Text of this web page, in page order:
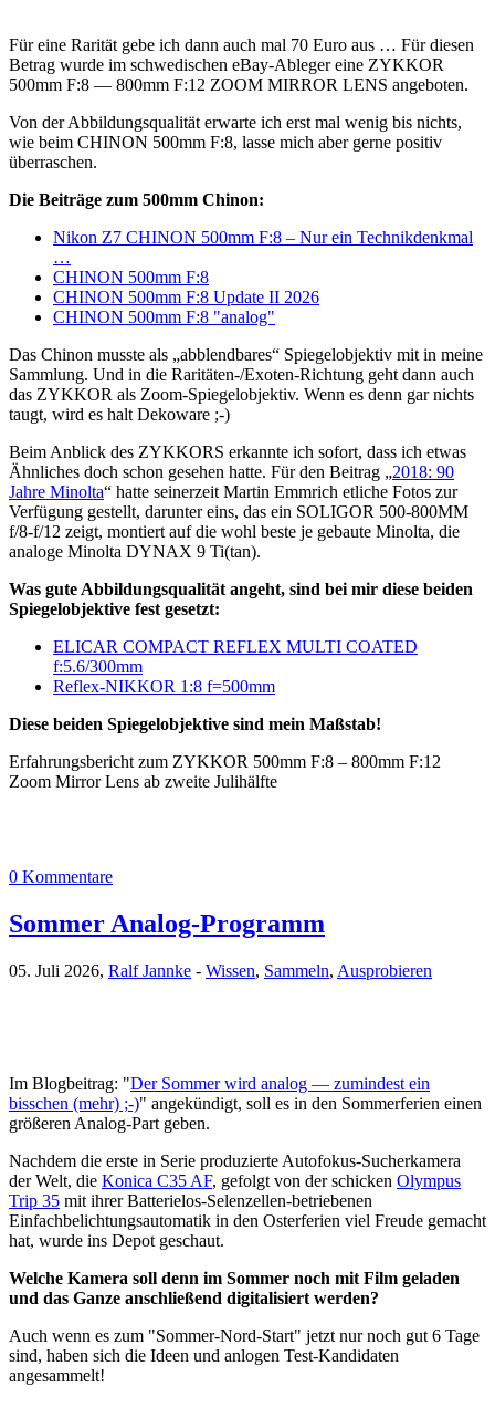
Für eine Rarität gebe ich dann auch mal 70 Euro aus … Für diesen
Betrag wurde im schwedischen eBay-Ableger eine ZYKKOR
500mm F:8 — 800mm F:12 ZOOM MIRROR LENS angeboten.
Von der Abbildungsqualität erwarte ich erst mal wenig bis nichts,
wie beim CHINON 500mm F:8, lasse mich aber gerne positiv
überraschen.
Die Beiträge zum 500mm Chinon:
Nikon Z7 CHINON 500mm F:8 – Nur ein Technikdenkmal
…
CHINON 500mm F:8
CHINON 500mm F:8 Update II 2026
CHINON 500mm F:8 "analog"
Das Chinon musste als „abblendbares“ Spiegelobjektiv mit in meine
Sammlung. Und in die Raritäten-/Exoten-Richtung geht dann auch
das ZYKKOR als Zoom-Spiegelobjektiv. Wenn es denn gar nichts
taugt, wird es halt Dekoware ;-)
Beim Anblick des ZYKKORS erkannte ich sofort, dass ich etwas
Ähnliches doch schon gesehen hatte. Für den Beitrag „2018: 90
Jahre Minolta“ hatte seinerzeit Martin Emmrich etliche Fotos zur
Verfügung gestellt, darunter eins, das ein SOLIGOR 500-800MM
f/8-f/12 zeigt, montiert auf die wohl beste je gebaute Minolta, die
analoge Minolta DYNAX 9 Ti(tan).
Was gute Abbildungsqualität angeht, sind bei mir diese beiden
Spiegelobjektive fest gesetzt:
ELICAR COMPACT REFLEX MULTI COATED
f:5.6/300mm
Reflex-NIKKOR 1:8 f=500mm
Diese beiden Spiegelobjektive sind mein Maßstab!
Erfahrungsbericht zum ZYKKOR 500mm F:8 – 800mm F:12
Zoom Mirror Lens ab zweite Julihälfte
0 Kommentare
Sommer Analog-Programm
05. Juli 2026, Ralf Jannke - Wissen, Sammeln, Ausprobieren
Im Blogbeitrag: "Der Sommer wird analog — zumindest ein
bisschen (mehr) ;-)" angekündigt, soll es in den Sommerferien einen
größeren Analog-Part geben.
Nachdem die erste in Serie produzierte Autofokus-Sucherkamera
der Welt, die Konica C35 AF, gefolgt von der schicken Olympus
Trip 35 mit ihrer Batterielos-Selenzellen-betriebenen
Einfachbelichtungsautomatik in den Osterferien viel Freude gemacht
hat, wurde ins Depot geschaut.
Welche Kamera soll denn im Sommer noch mit Film geladen
und das Ganze anschließend digitalisiert werden?
Auch wenn es zum "Sommer-Nord-Start" jetzt nur noch gut 6 Tage
sind, haben sich die Ideen und anlogen Test-Kandidaten
angesammelt!